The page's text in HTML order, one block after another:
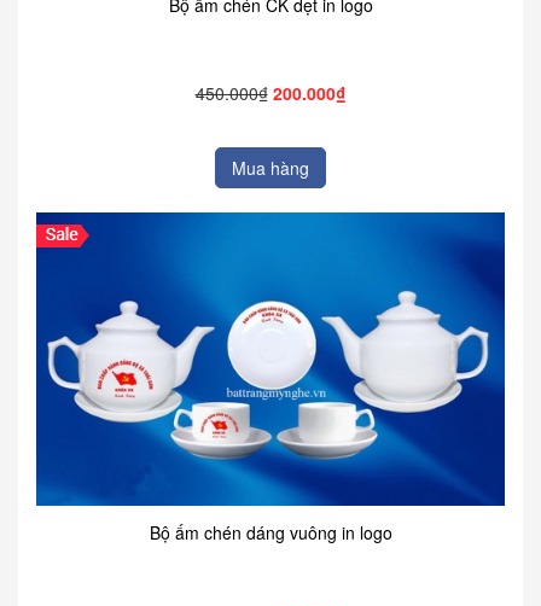
Bộ ấm chén CK dẹt in logo
450.000₫ 200.000₫
Mua hàng
Bộ ấm chén dáng vuông in logo